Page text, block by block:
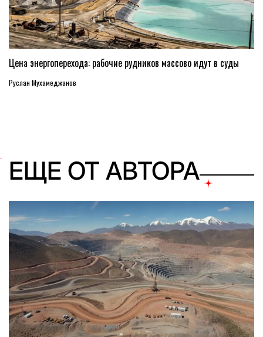
Цена энергоперехода: рабочие рудников массово идут в суды
Руслан Мухамеджанов
ЕЩЕ ОТ АВТОРА